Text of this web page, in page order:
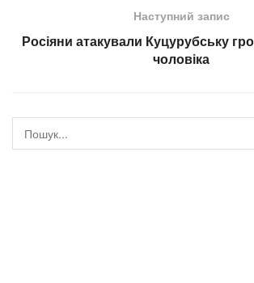
Наступний запис
Росіяни атакували Куцурубську
чоловіка